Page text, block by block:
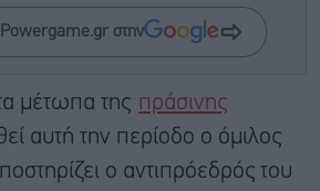
Powergame.gr στην
μέτωπα της πράσινης
αυτή την περίοδο ο όμιλος
ο αντιπρόεδρός του